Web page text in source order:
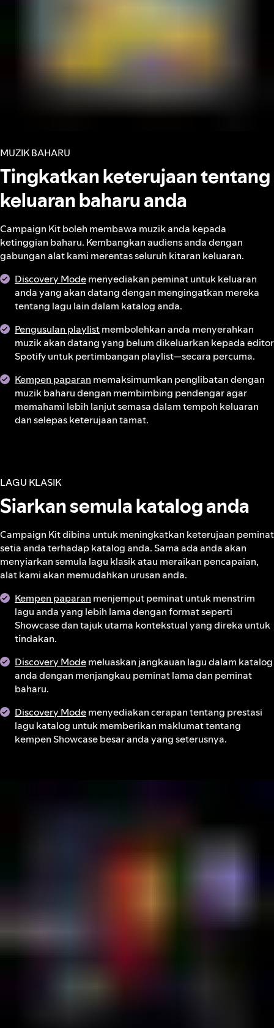
MUZIK BAHARU
Tingkatkan keterujaan tentang
keluaran baharu anda
Campaign Kit boleh membawa muzik anda kepada
ketinggian baharu. Kembangkan audiens anda dengan
gabungan alat kami merentas seluruh kitaran keluaran.
Discovery Modemenyediakan peminat untuk keluaran
anda yang akan datang dengan mengingatkan mereka
tentang lagu lain dalam katalog anda.
Pengusulan playlistmembolehkan anda menyerahkan
muzik akan datang yang belum dikeluarkan kepada editor
Spotify untuk pertimbangan playlist—secara percuma.
Kempen paparan memaksimumkan penglibatan dengan
muzik baharu dengan membimbing pendengar agar
memahami lebih lanjut semasa dalam tempoh keluaran
dan selepas keterujaan tamat.
LAGU KLASIK
Siarkan semula katalog anda
Campaign Kit dibina untuk meningkatkan keterujaan peminat
setia anda terhadap katalog anda. Sama ada anda akan
menyiarkan semula lagu klasik atau meraikan pencapaian,
alat kami akan memudahkan urusan anda.
Kempen paparan menjemput peminat untuk menstrim
lagu anda yang lebih lama dengan format seperti
Showcase dan tajuk utama kontekstual yang direka untuk
tindakan.
Discovery Modemeluaskan jangkauan lagu dalam katalog
anda dengan menjangkau peminat lama dan peminat
baharu.
Discovery Modemenyediakan cerapan tentang prestasi
lagu katalog untuk memberikan maklumat tentang
kempen Showcase besar anda yang seterusnya.